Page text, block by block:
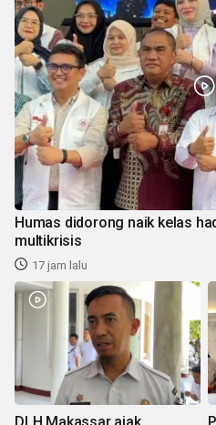
Humas didorong naik kelas
multikrisis
17 jam lalu